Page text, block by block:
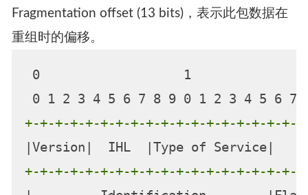
Fragmentation offset (13 bits)，表示此包数据在
重组时的偏移。
0                   1
+-+-+-+-+-+-+-+-+-+-+-+-+-+-+-+-+-+-
+-+-+-+-+-+-+-+-+-+-+-+-+-+-+-+-+-+-